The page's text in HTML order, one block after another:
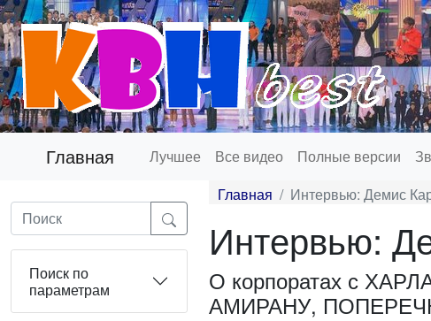
Главная Лучшее Все видео Полные версии
Поиск по
параметрам
Главная Интервью: Демис
Интервью:
О корпоратах с
АМИРАНУ,